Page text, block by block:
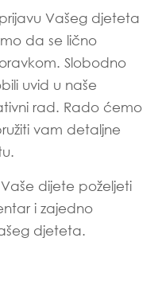
Vašeg djeteta
da se lično
Slobodno
uvid u naše
rad. Rado ćemo
vam detaljne
dijete poželjeti
i zajedno
djeteta.